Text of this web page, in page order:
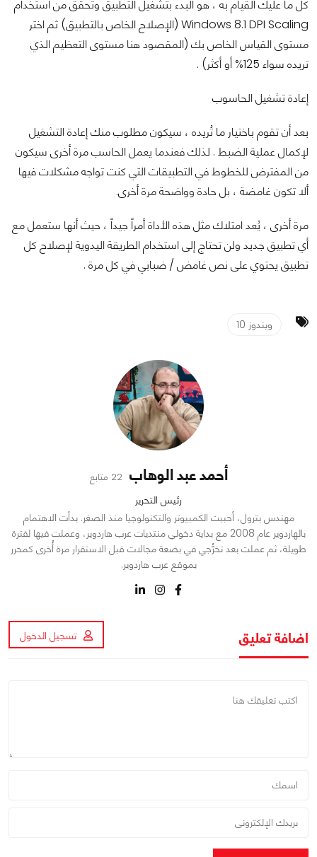
كل ما عليك القيام به ، هو البدء بتشغيل التطبيق وتحقق من استخدام
Windows 8.1 DPI Scaling (الإصلاح الخاص بالتطبيق) ثم اختر
مستوى القياس الخاص بك (المقصود هنا مستوى التعظيم الذي
تريده سواء 125% أو أكثر) .
إعادة تشغيل الحاسوب
بعد أن تقوم باختيار ما تُريده ، سيكون مطلوب منك إعادة التشغيل
لإكمال عملية الضبط . لذلك فعندما يعمل الحاسب مرة أخرى سيكون
من المفترض للخطوط في التطبيقات التي كنت تواجه مشكلات فيها
ألا تكون غامضة ، بل حادة وواضحة مرة أخرى.
مرة أخرى ، يُعد امتلاك مثل هذه الأداة أمراً جيداً ، حيث أنها ستعمل مع
أي تطبيق جديد ولن تحتاج إلى استخدام الطريقة اليدوية لإصلاح كل
تطبيق يحتوي على نص غامض / ضبابي في كل مرة .
ويندوز 10
أحمد عبد الوهاب 22 متابع
رئيس التحرير
مهندس بترول، أحببت الكمبيوتر والتكنولوجيا منذ الصغر. بدأت الاهتمام
بالهاردوير عام 2008 مع بداية دخولي منتديات عرب هاردوير، وعملت فيها لفترة
طويلة، ثم عملت بعد تخرُّجي في بضعة مجالات قبل الاستقرار مرة أُخرى كمحرر
بموقع عرب هاردوير.
اضافة تعليق تسجيل الدخول